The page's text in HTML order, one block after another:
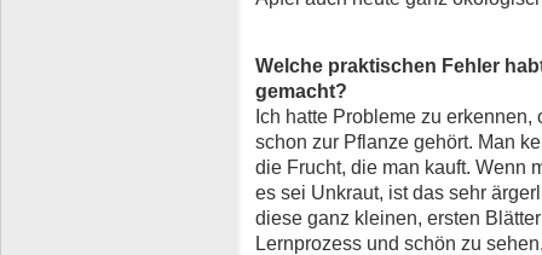
Welche praktischen Fehler
gemacht?
Ich hatte Probleme zu
schon zur Pflanze gehört. Man
die Frucht, die man kauft. Wenn
es sei Unkraut, ist das sehr
diese ganz kleinen, ersten
Lernprozess und schön zu